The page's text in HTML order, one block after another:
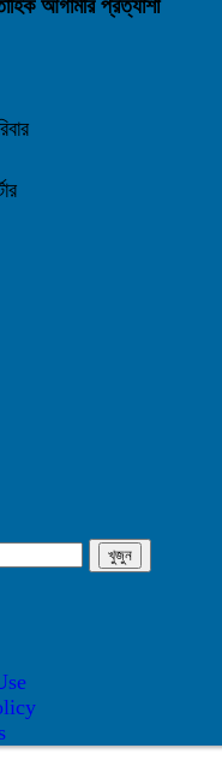
আগামীর প্রত্যাশা